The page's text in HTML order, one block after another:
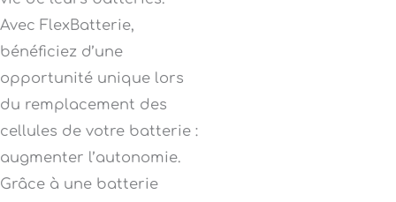
Avec FlexBatterie,
bénéficiez d’une
opportunité unique lors
du remplacement des
cellules de votre batterie :
augmenter l’autonomie.
Grâce à une batterie